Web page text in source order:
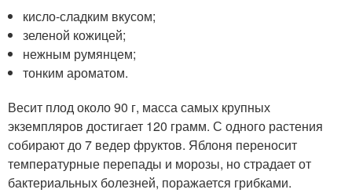
кисло-сладким вкусом;
зеленой кожицей;
нежным румянцем;
тонким ароматом.
Весит плод около 90 г, масса самых крупных
экземпляров достигает 120 грамм. С одного растения
собирают до 7 ведер фруктов. Яблоня переносит
температурные перепады и морозы, но страдает от
бактериальных болезней, поражается грибками.